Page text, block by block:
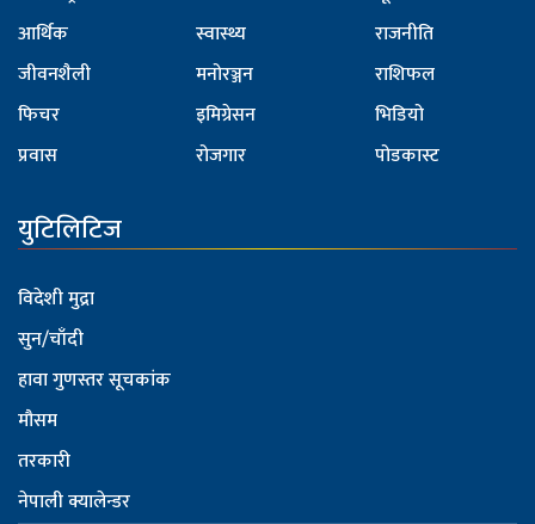
आर्थिक
जीवनशैली
फिचर
प्रवास
स्वास्थ्य
मनोरञ्जन
इमिग्रेसन
रोजगार
राजनीति
राशिफल
भिडियो
पोडकास्ट
युटिलिटिज
विदेशी मुद्रा
सुन/चाँदी
हावा गुणस्तर सूचकांक
मौसम
तरकारी
नेपाली क्यालेन्डर